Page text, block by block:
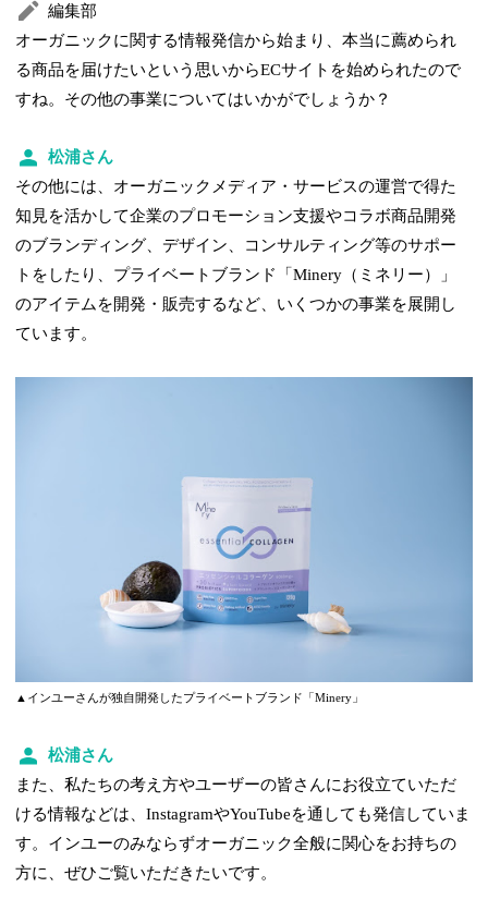
編集部
オーガニックに関する情報発信から始まり、本当に薦められ
る商品を届けたいという思いからECサイトを始められたので
すね。その他の事業についてはいかがでしょうか？
松浦さん
その他には、オーガニックメディア・サービスの運営で得た
知見を活かして企業のプロモーション支援やコラボ商品開発
のブランディング、デザイン、コンサルティング等のサポー
トをしたり、プライベートブランド「Minery（ミネリー）」
のアイテムを開発・販売するなど、いくつかの事業を展開し
ています。
▲インユーさんが独自開発したプライベートブランド「Minery」
松浦さん
また、私たちの考え方やユーザーの皆さんにお役立ていただ
ける情報などは、InstagramやYouTubeを通しても発信していま
す。インユーのみならずオーガニック全般に関心をお持ちの
方に、ぜひご覧いただきたいです。